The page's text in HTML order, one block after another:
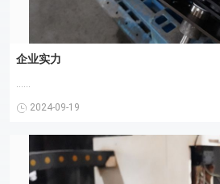
企业实力
......
2024-09-19